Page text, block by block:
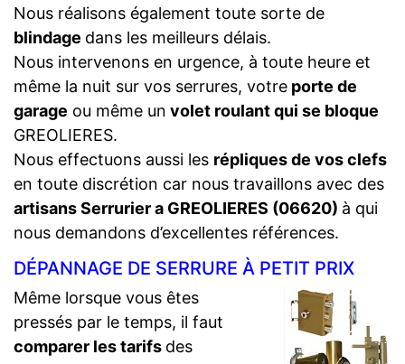
Nous réalisons également toute sorte de
blindage dans les meilleurs délais.
Nous intervenons en urgence, à toute heure et
même la nuit sur vos serrures, votre porte de
garage ou même un volet roulant qui se bloque
GREOLIERES.
Nous effectuons aussi les répliques de vos clefs
en toute discrétion car nous travaillons avec des
artisans Serrurier a GREOLIERES (06620) à qui
nous demandons d’excellentes références.
DÉPANNAGE DE SERRURE À PETIT PRIX
Même lorsque vous êtes
pressés par le temps, il faut
comparer les tarifs des